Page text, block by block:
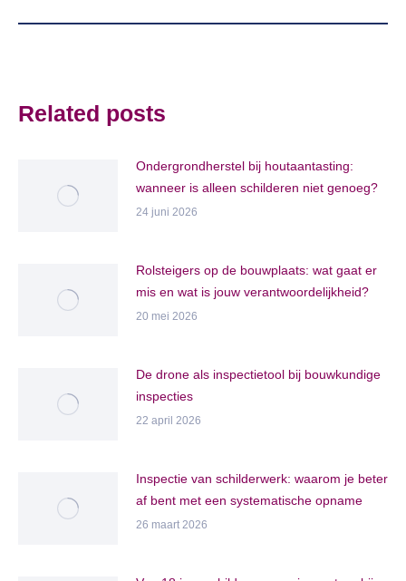
Related posts
Ondergrondherstel bij houtaantasting:
wanneer is alleen schilderen niet genoeg?
24 juni 2026
Rolsteigers op de bouwplaats: wat gaat er
mis en wat is jouw verantwoordelijkheid?
20 mei 2026
De drone als inspectietool bij bouwkundige
inspecties
22 april 2026
Inspectie van schilderwerk: waarom je beter
af bent met een systematische opname
26 maart 2026